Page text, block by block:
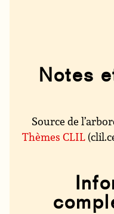
Notes
Source de
Thèmes CLIL